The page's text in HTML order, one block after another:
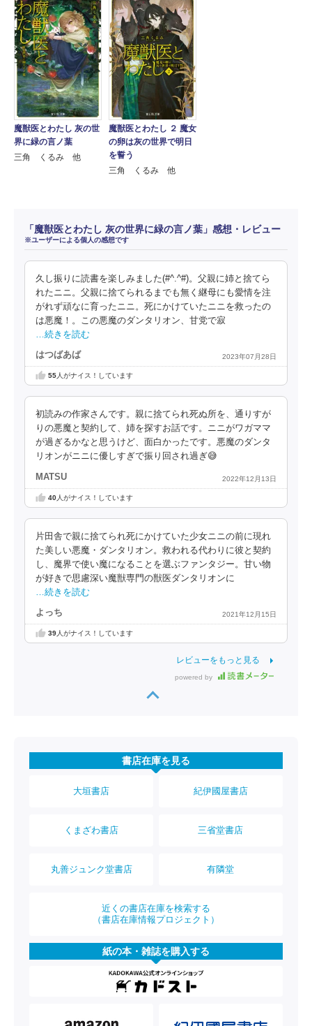
魔獣医とわたし 灰の世
界に緑の言ノ葉
三角 くるみ 他
魔獣医とわたし ２ 魔女
の卵は灰の世界で明日
を誓う
三角 くるみ 他
「魔獣医とわたし 灰の世界に緑の言ノ葉」感想・レビュー
※ユーザーによる個人の感想です
久し振りに読書を楽しみました(#^.^#)。父親に姉と捨てら
れたニニ。父親に捨てられるまでも無く継母にも愛情を注
がれず頑なに育ったニニ。死にかけていたニニを救ったの
は悪魔！。この悪魔のダンタリオン、甘党で寂
…続きを読む
はつばあば 2023年07月28日
55人がナイス！しています
初読みの作家さんです。親に捨てられ死ぬ所を、通りすが
りの悪魔と契約して、姉を探すお話です。ニニがワガママ
が過ぎるかなと思うけど、面白かったです。悪魔のダンタ
リオンがニニに優しすぎで振り回され過ぎ😅
MATSU 2022年12月13日
40人がナイス！しています
片田舎で親に捨てられ死にかけていた少女ニニの前に現れ
た美しい悪魔・ダンタリオン。救われる代わりに彼と契約
し、魔界で使い魔になることを選ぶファンタジー。甘い物
が好きで思慮深い魔獣専門の獣医ダンタリオンに
…続きを読む
よっち 2021年12月15日
39人がナイス！しています
レビューをもっと見る
powered by
書店在庫を見る
大垣書店 紀伊國屋書店
くまざわ書店 三省堂書店
丸善ジュンク堂書店 有隣堂
近くの書店在庫を検索する
（書店在庫情報プロジェクト）
紙の本・雑誌を購入する